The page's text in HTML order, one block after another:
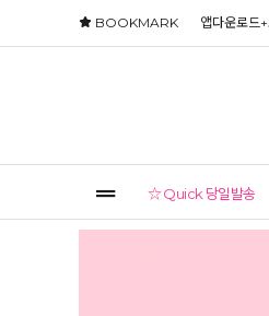
BOOKMARK 앱다운로드
☆ Quick 당일발송